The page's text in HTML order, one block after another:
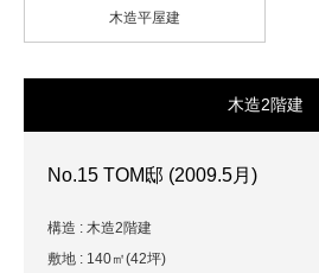
木造平屋建
木造2階建
No.15 TOM邸 (2009.5月)
構造 : 木造2階建
敷地 : 140㎡(42坪)